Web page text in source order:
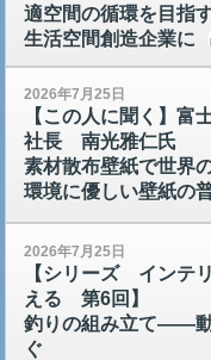
適空間の循環を目指
生活空間創造企業に
2026年7月25日
【この人に聞く】富
社長 南光雅仁氏
素材散布壁紙で世界
環境に優しい壁紙の
2026年7月25日
【シリーズ インテ
える 第6回】
釣りの組み立て――
ぐ